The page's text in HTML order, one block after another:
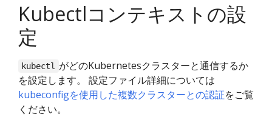
Kubectlコンテキストの設
定
kubectl
がどのKubernetesクラスターと通信するか
を設定します。 設定ファイル詳細については
kubeconfigを使用した複数クラスターとの認証をご覧
ください。